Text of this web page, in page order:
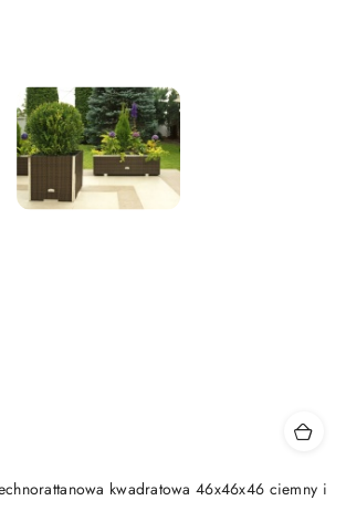
kwadratowa 46x46x46 ciemny i